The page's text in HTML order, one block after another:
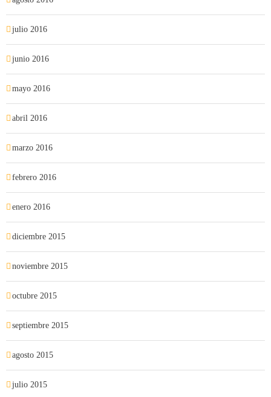
julio 2016
junio 2016
mayo 2016
abril 2016
marzo 2016
febrero 2016
enero 2016
diciembre 2015
noviembre 2015
octubre 2015
septiembre 2015
agosto 2015
julio 2015